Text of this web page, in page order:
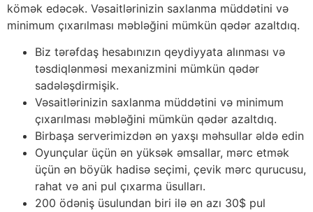
kömək edəcək. Vəsaitlərinizin saxlanma müddətini və
minimum çıxarılması məbləğini mümkün qədər azaltdıq.
Biz tərəfdaş hesabınızın qeydiyyata alınması və
təsdiqlənməsi mexanizmini mümkün qədər
sadələşdirmişik.
Vəsaitlərinizin saxlanma müddətini və minimum
çıxarılması məbləğini mümkün qədər azaltdıq.
Birbaşa serverimizdən ən yaxşı məhsullar əldə edin
Oyunçular üçün ən yüksək əmsallar, mərc etmək
üçün ən böyük hadisə seçimi, çevik mərc qurucusu,
rahat və ani pul çıxarma üsulları.
200 ödəniş üsulundan biri ilə ən azı 30$ pul